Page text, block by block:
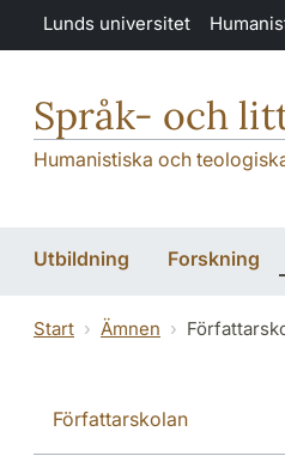
Hoppa till huvudinnehåll
Lunds universitet
Språk- och
Humanistiska och
Utbildning Forskning
Start Ämnen
Författarskolan